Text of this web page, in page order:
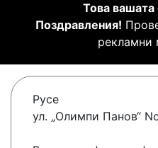
Това
Поздравления!
рекламни
Русе
ул. „Олимпи Панов“